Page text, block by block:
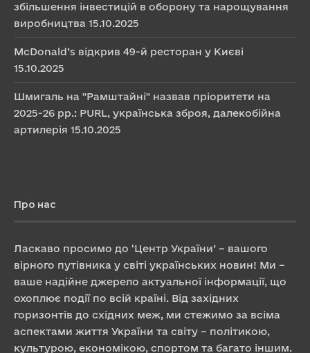
збільшення інвестицій в оборону та нарощування
виробництва 15.10.2025
McDonald’s відкрив 49-й ресторан у Києві
15.10.2025
Шмигаль на "Рамштайні" назвав пріоритети на
2025-26 рр.: PURL, українська зброя, далекобійна
артилерія 15.10.2025
Про нас
Ласкаво просимо до ‘Центр України’ – вашого
вірного путівника у світі українських новин! Ми –
ваше надійне джерело актуальної інформації, що
охоплює події по всій країні. Від західних
горизонтів до східних меж, ми стежимо за всіма
аспектами життя України та світу – політикою,
культурою, економікою, спортом та багато іншим.